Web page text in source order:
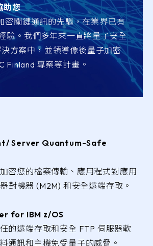
助您
密關鍵通訊的先驅，在業界已有
驗。我們多年來一直將量子安全
方案中，並領導像後量子加密
Finland 專案等計畫。
Server Quantum-Safe
密您的檔案傳輸、應用程式對應用
對機器 (M2M) 和安全遠端存取。
for IBM z/OS
的遠端存取和安全 FTP 伺服器軟
通訊和主機免受量子的威脅。